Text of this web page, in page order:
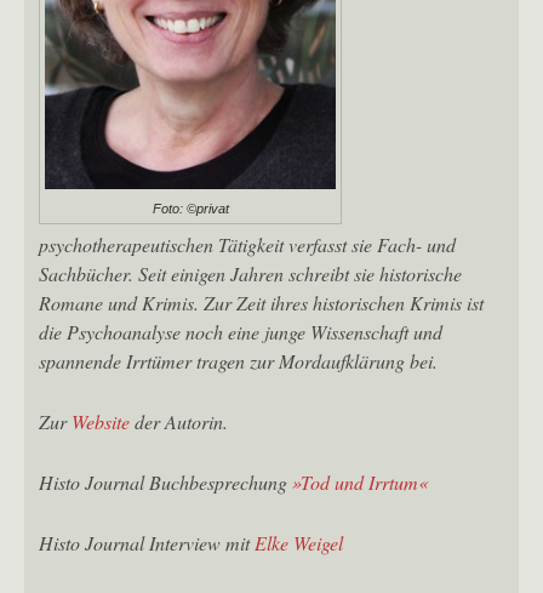
Foto: ©privat
psychotherapeutischen Tätigkeit verfasst sie Fach- und
Sachbücher. Seit einigen Jahren schreibt sie historische
Romane und Krimis. Zur Zeit ihres historischen Krimis ist
die Psychoanalyse noch eine junge Wissenschaft und
spannende Irrtümer tragen zur Mordaufklärung bei.
ZurWebsiteder Autorin.
Histo Journal Buchbesprechung»Tod und Irrtum«
Histo Journal Interview mitElke Weigel